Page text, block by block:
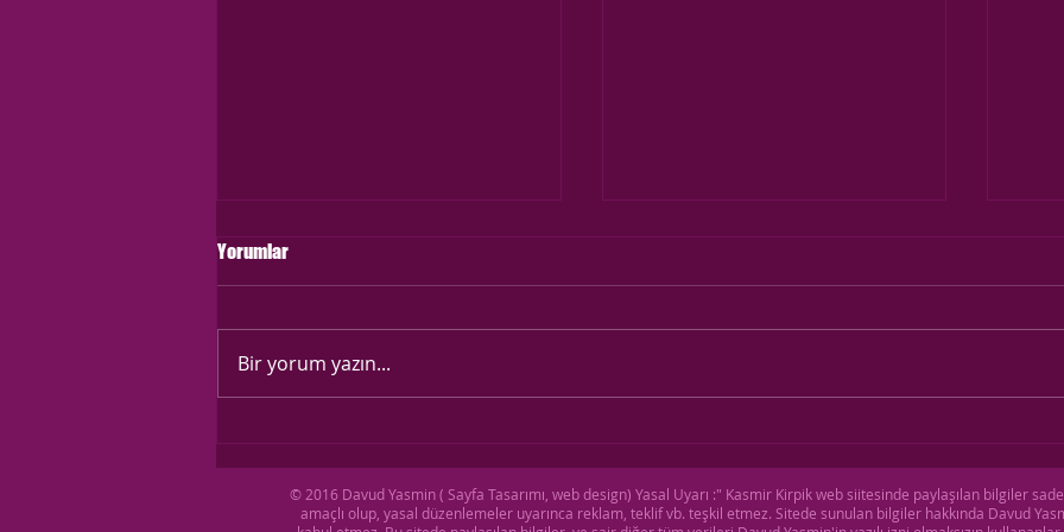
Yorumlar
Bir yorum yazın...
© 2016 Davud Yasmin ( Sayfa Tasarımı, web design) Yasal Uyarı :" Kasmir Kirpik web siitesinde paylaşılan bilgiler
amaçlı olup, yasal düzenlemeler uyarınca reklam, teklif vb. teşkil etmez. Sitede sunulan bilgiler hakkında Davud